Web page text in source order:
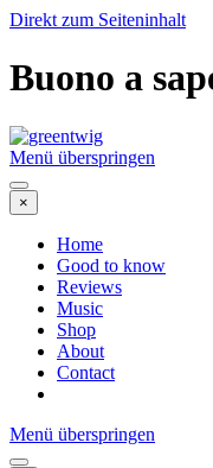
Direkt zum Seiteninhalt
Buono a
Menü überspringen
×
Home
Good to know
Reviews
Music
Shop
About
Contact
Menü überspringen